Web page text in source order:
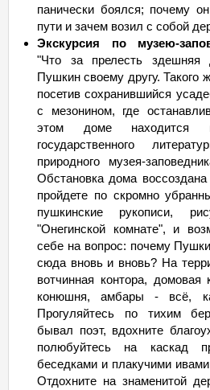
панически боялся; почему
пути и зачем возил с собой
Экскурсия по музею-
"Что за прелесть
Пушкин своему другу. Такого
посетив сохранившийся
с мезонином, где
этом доме находится
государственного
природного музея-
Обстановка дома
пройдете по скромно
пушкинские рукописи,
"Онегинской комнате", и
себе на вопрос: почему
сюда вновь и вновь? На
вотчинная контора,
конюшня, амбары - всё,
Прогуляйтесь по тихим
бывал поэт, вдохните
полюбуйтесь на каскад
беседками и плакучими
Отдохните на знаменитой